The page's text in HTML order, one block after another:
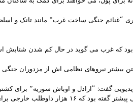
“غنائم جنگی ساخت غرب” مانند
بود که غرب می گوید در حال کم شدن شتابش
بیشتر نیروهای نظامی اش از مزدوران جنگی
گفت: “اراذل و اوباش سوریه” برای
خواند، اعلام آمادگی کردند.